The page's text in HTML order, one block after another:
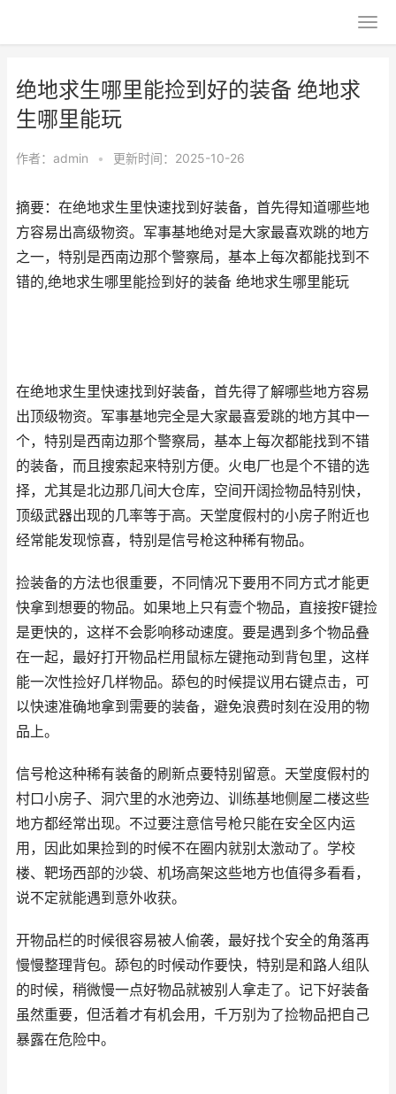
绝地求生哪里能捡到好的装备 绝地求
生哪里能玩
作者： admin • 更新时间：2025-10-26
摘要：在绝地求生里快速找到好装备，首先得知道哪些地
方容易出高级物资。军事基地绝对是大家最喜欢跳的地方
之一，特别是西南边那个警察局，基本上每次都能找到不
错的,绝地求生哪里能捡到好的装备 绝地求生哪里能玩
在绝地求生里快速找到好装备，首先得了解哪些地方容易
出顶级物资。军事基地完全是大家最喜爱跳的地方其中一
个，特别是西南边那个警察局，基本上每次都能找到不错
的装备，而且搜索起来特别方便。火电厂也是个不错的选
择，尤其是北边那几间大仓库，空间开阔捡物品特别快，
顶级武器出现的几率等于高。天堂度假村的小房子附近也
经常能发现惊喜，特别是信号枪这种稀有物品。
捡装备的方法也很重要，不同情况下要用不同方式才能更
快拿到想要的物品。如果地上只有壹个物品，直接按F键捡
是更快的，这样不会影响移动速度。要是遇到多个物品叠
在一起，最好打开物品栏用鼠标左键拖动到背包里，这样
能一次性捡好几样物品。舔包的时候提议用右键点击，可
以快速准确地拿到需要的装备，避免浪费时刻在没用的物
品上。
信号枪这种稀有装备的刷新点要特别留意。天堂度假村的
村口小房子、洞穴里的水池旁边、训练基地侧屋二楼这些
地方都经常出现。不过要注意信号枪只能在安全区内运
用，因此如果捡到的时候不在圈内就别太激动了。学校
楼、靶场西部的沙袋、机场高架这些地方也值得多看看，
说不定就能遇到意外收获。
开物品栏的时候很容易被人偷袭，最好找个安全的角落再
慢慢整理背包。舔包的时候动作要快，特别是和路人组队
的时候，稍微慢一点好物品就被别人拿走了。记下好装备
虽然重要，但活着才有机会用，千万别为了捡物品把自己
暴露在危险中。